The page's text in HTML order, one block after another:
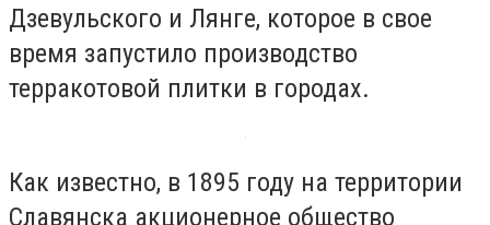
Дзевульского и Лянге, которое в свое
время запустило производство
терракотовой плитки в городах.
Как известно, в 1895 году на территории
Славянска акционерное общество